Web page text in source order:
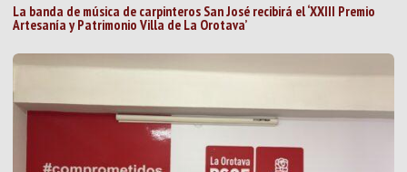
La banda de música de carpinteros San José recibirá el ‘XXIII Premio
Artesanía y Patrimonio Villa de La Orotava’